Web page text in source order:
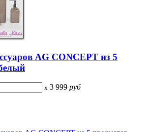
AG CONCEPT из 5
x 3 999 руб